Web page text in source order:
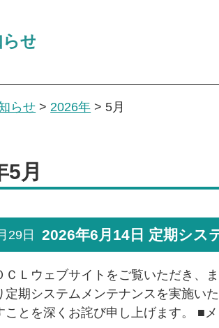
らせ > 2026年 > 5月
5月
29日 2026年6月14日 定期シス
ＣＬウェブサイトをご覧いただき、
定期システムメンテナンスを実施い
ことを深くお詫び申し上げます。 ■